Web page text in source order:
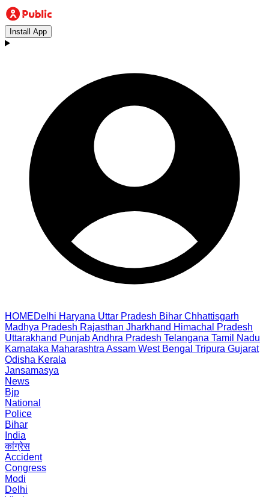
Install App
HOMEDelhi Haryana Uttar Pradesh Bihar Chhattisgarh
Madhya Pradesh Rajasthan Jharkhand Himachal Pradesh
Uttarakhand PunjabAndhra Pradesh Telangana Tamil Nadu
Karnataka Maharashtra Assam West Bengal Tripura Gujarat
Odisha Kerala
Jansamasya
News
Bjp
National
Police
Bihar
India
कांग्रेस
Accident
Congress
Modi
Delhi